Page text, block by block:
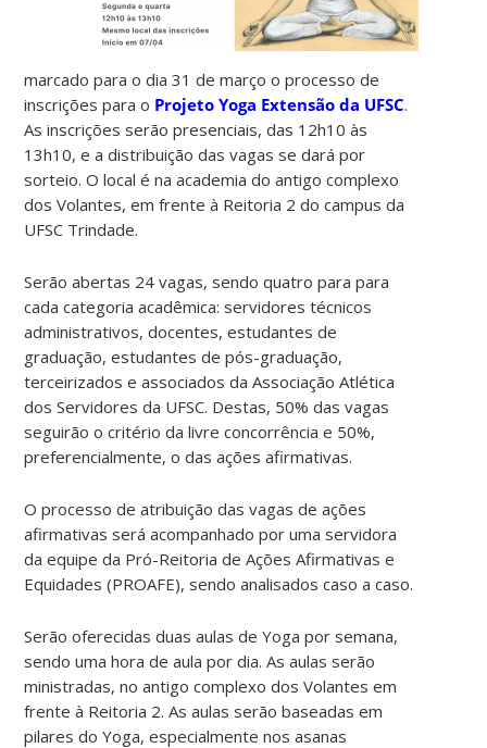
marcado para o dia 31 de março o processo de
inscrições para o Projeto Yoga Extensão da UFSC.
As inscrições serão presenciais, das 12h10 às
13h10, e a distribuição das vagas se dará por
sorteio. O local é na academia do antigo complexo
dos Volantes, em frente à Reitoria 2 do campus da
UFSC Trindade.
Serão abertas 24 vagas, sendo quatro para para
cada categoria acadêmica: servidores técnicos
administrativos, docentes, estudantes de
graduação, estudantes de pós-graduação,
terceirizados e associados da Associação Atlética
dos Servidores da UFSC. Destas, 50% das vagas
seguirão o critério da livre concorrência e 50%,
preferencialmente, o das ações afirmativas.
O processo de atribuição das vagas de ações
afirmativas será acompanhado por uma servidora
da equipe da Pró-Reitoria de Ações Afirmativas e
Equidades (PROAFE), sendo analisados caso a caso.
Serão oferecidas duas aulas de Yoga por semana,
sendo uma hora de aula por dia. As aulas serão
ministradas, no antigo complexo dos Volantes em
frente à Reitoria 2. As aulas serão baseadas em
pilares do Yoga, especialmente nos asanas